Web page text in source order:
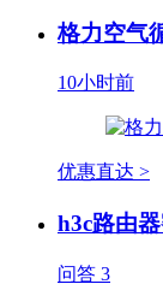
格力空气
10小时前
优惠直达 >
h3c路由
问答 3